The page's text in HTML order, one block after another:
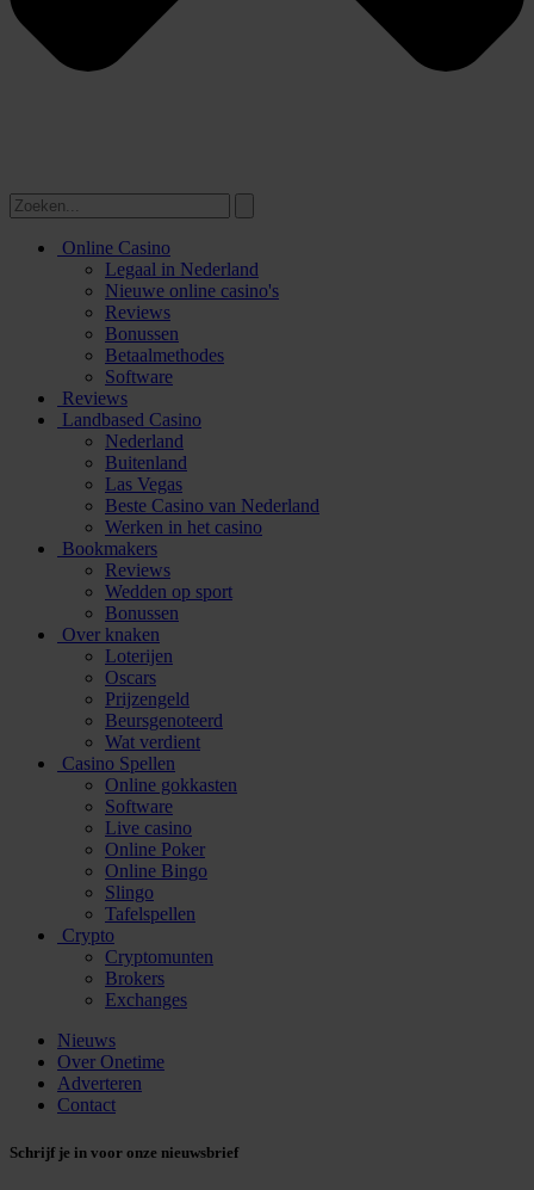
Online Casino
Legaal in Nederland
Nieuwe online casino's
Reviews
Bonussen
Betaalmethodes
Software
Reviews
Landbased Casino
Nederland
Buitenland
Las Vegas
Beste Casino van Nederland
Werken in het casino
Bookmakers
Reviews
Wedden op sport
Bonussen
Over knaken
Loterijen
Oscars
Prijzengeld
Beursgenoteerd
Wat verdient
Casino Spellen
Online gokkasten
Software
Live casino
Online Poker
Online Bingo
Slingo
Tafelspellen
Crypto
Cryptomunten
Brokers
Exchanges
Nieuws
Over Onetime
Adverteren
Contact
Schrijf je in voor onze nieuwsbrief